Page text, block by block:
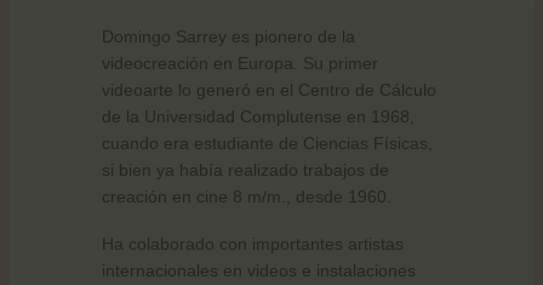
Domingo Sarrey es pionero de la
videocreación en Europa. Su primer
videoarte lo generó en el Centro de Cálculo
de la Universidad Complutense en 1968,
cuando era estudiante de Ciencias Físicas,
si bien ya había realizado trabajos de
creación en cine 8 m/m., desde 1960.
Ha colaborado con importantes artistas
internacionales en videos e instalaciones